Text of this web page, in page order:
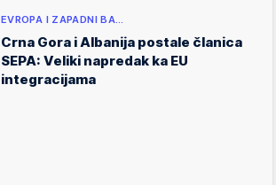
EVROPA I ZAPADNI BA…
Crna Gora i Albanija postale članica
SEPA: Veliki napredak ka EU
integracijama